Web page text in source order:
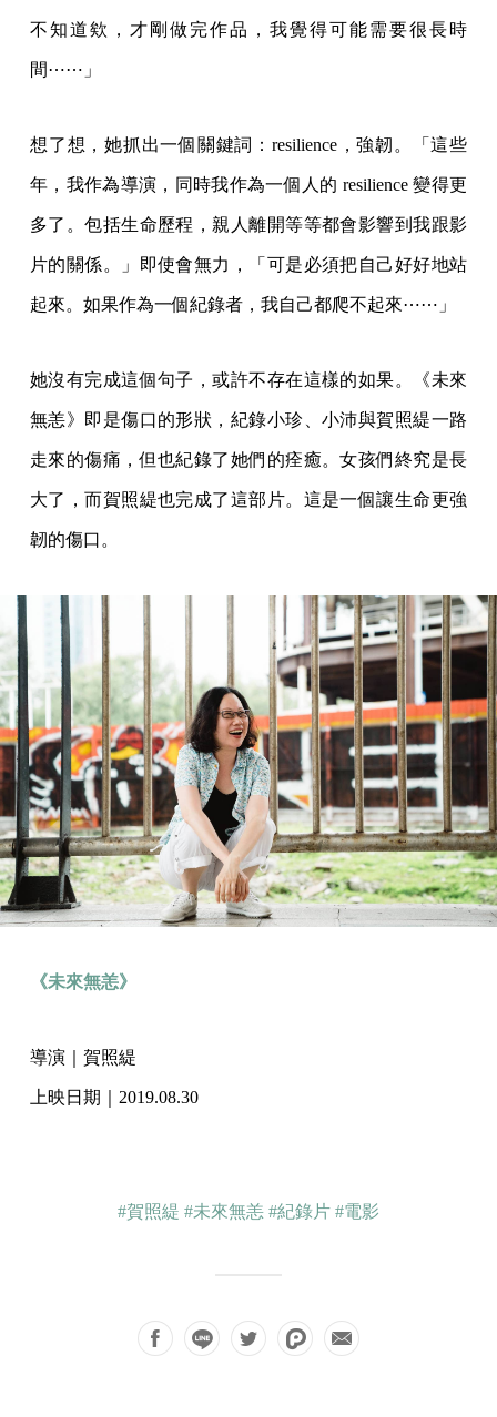
不知道欸，才剛做完作品，我覺得可能需要很長時
間⋯⋯」
想了想，她抓出一個關鍵詞：resilience，強韌。「這些
年，我作為導演，同時我作為一個人的 resilience 變得更
多了。包括生命歷程，親人離開等等都會影響到我跟影
片的關係。」即使會無力，「可是必須把自己好好地站
起來。如果作為一個紀錄者，我自己都爬不起來⋯⋯」
她沒有完成這個句子，或許不存在這樣的如果。《未來
無恙》即是傷口的形狀，紀錄小珍、小沛與賀照緹一路
走來的傷痛，但也紀錄了她們的痊癒。女孩們終究是長
大了，而賀照緹也完成了這部片。這是一個讓生命更強
韌的傷口。
《未來無恙》
導演｜賀照緹
上映日期｜2019.08.30
#賀照緹 #未來無恙 #紀錄片 #電影